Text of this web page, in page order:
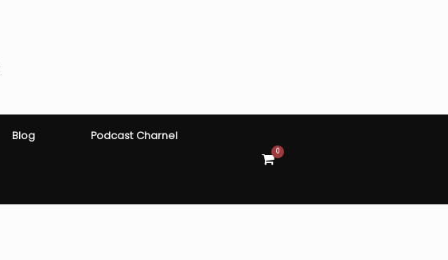
Blog Podcast Charnel
View
shopping
0